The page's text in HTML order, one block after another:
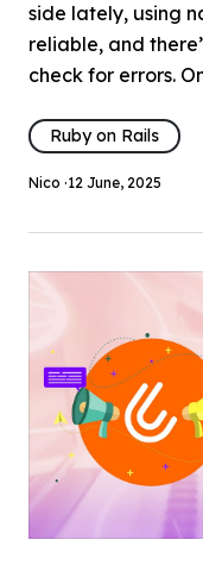
side lately, using
reliable, and
check for errors.
Ruby on Rails
Nico ·12 June, 2025